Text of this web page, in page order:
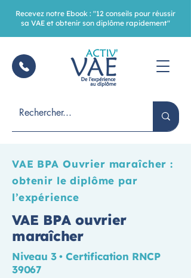
Recevez notre Ebook : "12 conseils pour réussir
sa VAE et obtenir son diplôme rapidement"
VAE BPA Ouvrier maraîcher :
obtenir le diplôme par
l’expérience
VAE BPA ouvrier
maraîcher
Niveau 3 • Certification RNCP
39067